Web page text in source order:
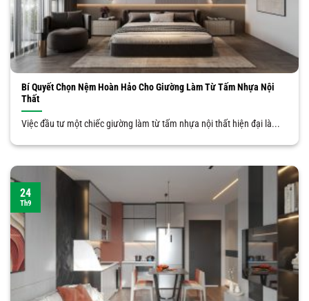
Bí Quyết Chọn Nệm Hoàn Hảo Cho Giường Làm Từ Tấm Nhựa Nội
Thất
Việc đầu tư một chiếc giường làm từ tấm nhựa nội thất hiện đại là...
24
Th9